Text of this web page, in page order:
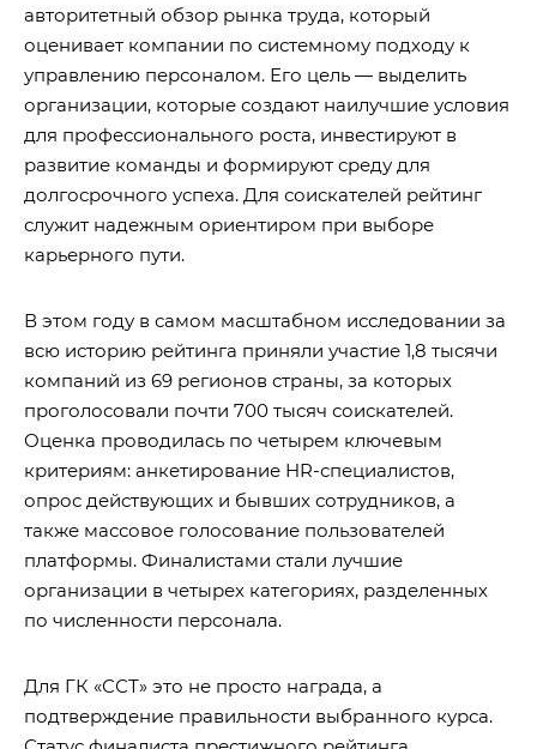
авторитетный обзор рынка труда, который
оценивает компании по системному подходу к
управлению персоналом. Его цель — выделить
организации, которые создают наилучшие условия
для профессионального роста, инвестируют в
развитие команды и формируют среду для
долгосрочного успеха. Для соискателей рейтинг
служит надежным ориентиром при выборе
карьерного пути.
В этом году в самом масштабном исследовании за
всю историю рейтинга приняли участие 1,8 тысячи
компаний из 69 регионов страны, за которых
проголосовали почти 700 тысяч соискателей.
Оценка проводилась по четырем ключевым
критериям: анкетирование HR-специалистов,
опрос действующих и бывших сотрудников, а
также массовое голосование пользователей
платформы. Финалистами стали лучшие
организации в четырех категориях, разделенных
по численности персонала.
Для ГК «ССТ» это не просто награда, а
подтверждение правильности выбранного курса.